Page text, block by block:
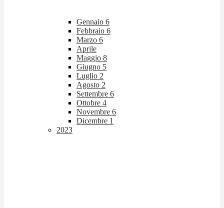
Gennaio 6
Febbraio 6
Marzo 6
Aprile
Maggio 8
Giugno 5
Luglio 2
Agosto 2
Settembre 6
Ottobre 4
Novembre 6
Dicembre 1
2023